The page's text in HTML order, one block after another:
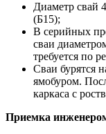
Диаметр свай
(Б15);
В серийных
сваи
требуется по
Сваи бурятся
ямобуром.
каркаса с
Приемка